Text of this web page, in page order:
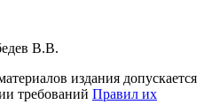
В.В.
издания допускается
требований Правил их